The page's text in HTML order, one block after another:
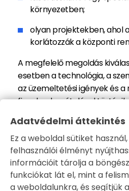
környezetben;
olyan projektekben, ahol
korlátozzák a központi
A megfelelő megoldás
esetben a technológia, a
az üzemeltetési igények és
figyelembevételével
egyedi elszívó rendszer
légtechnikai megoldást
távon gazdaságosabb
Adatvédelmi áttekintés
Ez a weboldal sütiket
felhasználói élményt
információit tárolja a
funkciókat lát el, mint a
a weboldalunkra, és segítjük